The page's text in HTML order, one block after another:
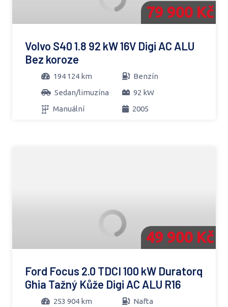
79 900 Kč
Volvo S40 1.8 92 kW 16V Digi AC ALU
Bez koroze
194 124 km
Benzín
Sedan/limuzína
92 kW
Manuální
2005
49 900 Kč
Ford Focus 2.0 TDCI 100 kW Duratorq
Ghia Tažný Kůže Digi AC ALU R16
253 904 km
Nafta